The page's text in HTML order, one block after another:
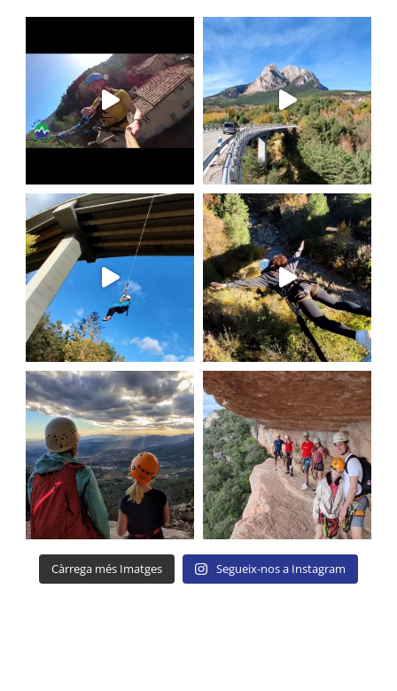
Càrrega més Imatges Segueix-nos a Instagram